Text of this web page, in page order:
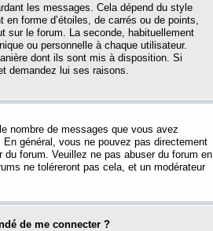
les messages. Cela dépend du style
forme d’étoiles, de carrés ou de points,
sur le forum. La seconde, habituellement
ou personnelle à chaque utilisateur.
dont ils sont mis à disposition. Si
demandez lui ses raisons.
nombre de messages que vous avez
général, vous ne pouvez pas directement
forum. Veuillez ne pas abuser du forum en
ne toléreront pas cela, et un modérateur
de me connecter ?